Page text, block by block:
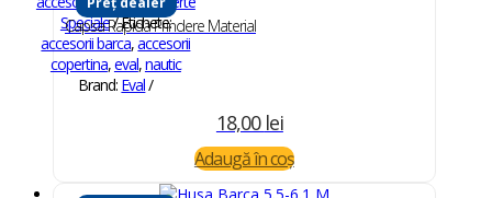
Speciale Etichete:
accesorii barca,accesorii
copertina,eval,nautic
Brand: Eval
Capsa Rapida Prindere Material
18,00 lei
Adaugă în coș